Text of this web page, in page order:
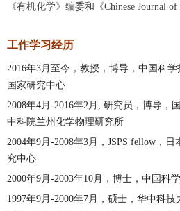
《有机化学》编委和《Chinese Journal
工作学习经历
2016年3月至今，教授，博导，中国科
国家研究中心
2008年4月-2016年2月, 研究员，博导，
中科院兰州化学物理研究所
2004年9月-2008年3月，JSPS fellow，
究中心
2000年9月-2003年10月，博士，中国科
1997年9月-2000年7月，硕士，华中科技